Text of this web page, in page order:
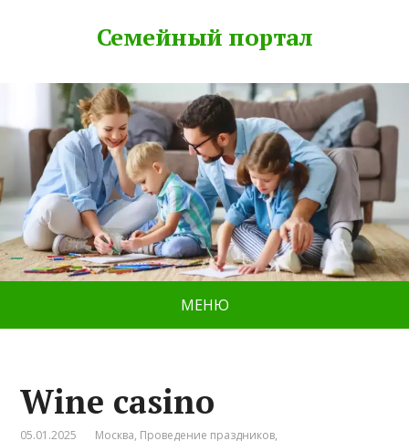
Семейный портал
МЕНЮ
Wine casino
05.01.2025 Москва, Проведение праздников,